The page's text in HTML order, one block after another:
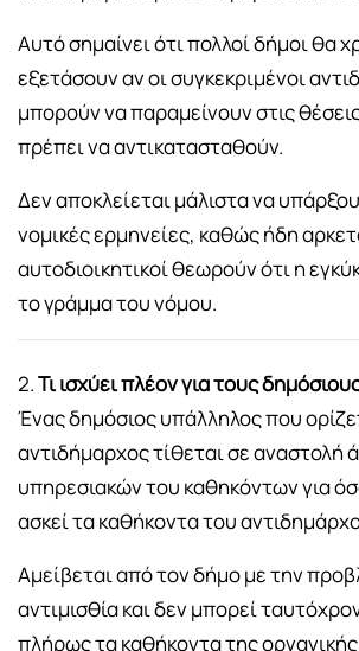
Αυτό σημαίνει ότι πολλοί δήμοι θα
εξετάσουν αν οι συγκεκριμένοι
μπορούν να παραμείνουν στις
πρέπει να αντικατασταθούν.
Δεν αποκλείεται μάλιστα να
νομικές ερμηνείες, καθώς ήδη
αυτοδιοικητικοί θεωρούν ότι η
το γράμμα του νόμου.
2.Τι ισχύει πλέον για τους
Ένας δημόσιος υπάλληλος που
αντιδήμαρχος τίθεται σε αναστολή
υπηρεσιακών του καθηκόντων για
ασκεί τα καθήκοντα του
Αμείβεται από τον δήμο με την
αντιμισθία και δεν μπορεί
πλήρως τα καθήκοντα της